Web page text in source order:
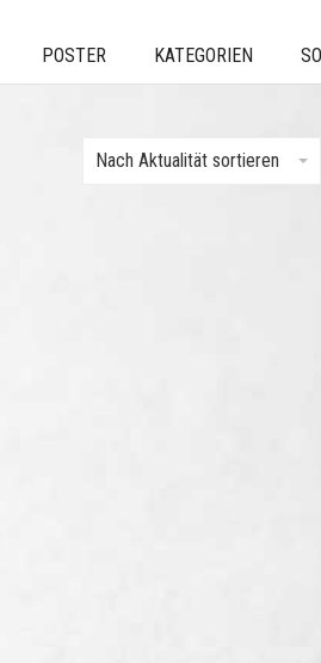
POSTER KATEGORIEN
Nach Aktualität sortieren